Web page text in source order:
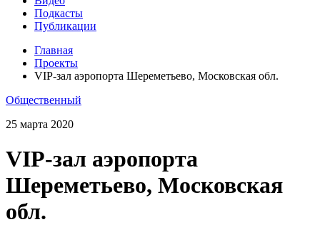
Подкасты
Публикации
Главная
Проекты
VIP-зал аэропорта Шереметьево, Московская обл.
Общественный
25 марта 2020
VIP-зал аэропорта
Шереметьево, Московская
обл.